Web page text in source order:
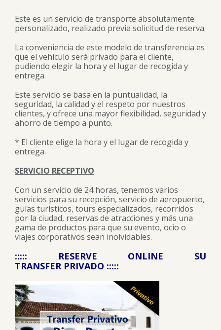
Este es un servicio de transporte absolutamente
personalizado, realizado previa solicitud de reserva.
La conveniencia de este modelo de transferencia es
que el vehículo será privado para el cliente,
pudiendo elegir la hora y el lugar de recogida y
entrega.
Este servicio se basa en la puntualidad, la
seguridad, la calidad y el respeto por nuestros
clientes, y ofrece una mayor flexibilidad, seguridad y
ahorro de tiempo a punto.
* El cliente elige la hora y el lugar de recogida y
entrega.
SERVICIO RECEPTIVO
Con un servicio de 24 horas, tenemos varios
servicios para su recepción, servicio de aeropuerto,
guías turísticos, tours especializados, recorridos
por la ciudad, reservas de atracciones y más una
gama de productos para que su evento, ocio o
viajes corporativos sean inolvidables.
::::: RESERVE ONLINE SU
TRANSFER PRIVADO :::::